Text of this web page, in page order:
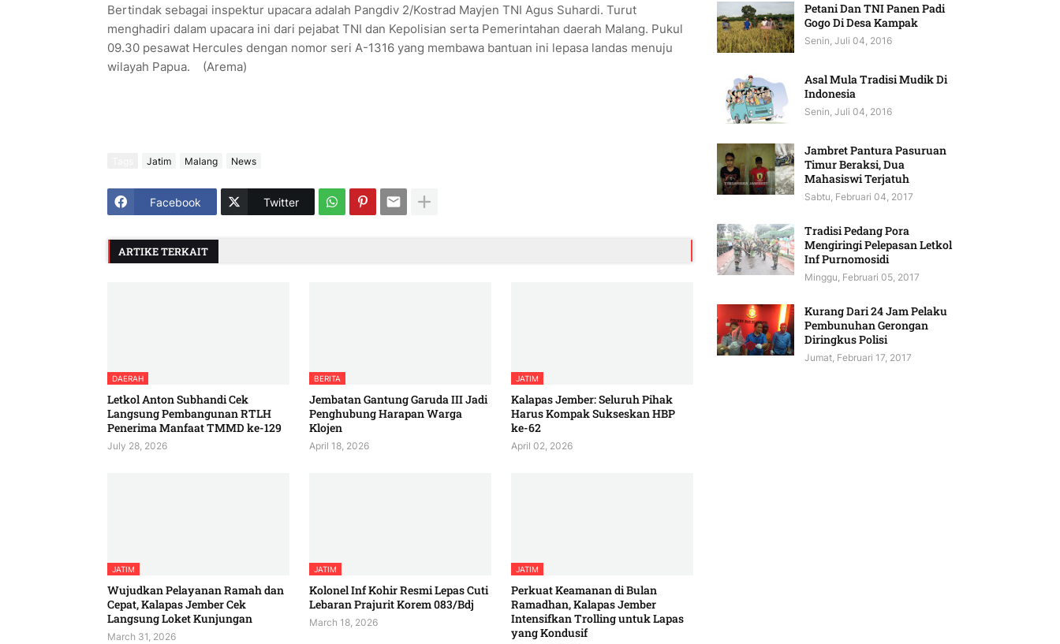
Bertindak sebagai inspektur upacara adalah Pangdiv 2/Kostrad Mayjen TNI Agus Suhardi. Turut
menghadiri dalam upacara ini dari pejabat TNI dan Kepolisian serta Pemerintahan daerah Malang. Pukul
09.30 pesawat Hercules dengan nomor seri A-1316 yang membawa bantuan ini lepasa landas menuju
wilayah Papua. (Arema)
Jatim Malang News
Facebook Twitter
ARTIKE TERKAIT
DAERAH
Letkol Anton Subhandi Cek
Langsung Pembangunan RTLH
Penerima Manfaat TMMD ke-129
July 28, 2026
BERITA
Jembatan Gantung Garuda III Jadi
Penghubung Harapan Warga
Klojen
April 18, 2026
JATIM
Kalapas Jember: Seluruh Pihak
Harus Kompak Sukseskan HBP
ke-62
April 02, 2026
JATIM
Wujudkan Pelayanan Ramah dan
Cepat, Kalapas Jember Cek
Langsung Loket Kunjungan
March 31, 2026
JATIM
Kolonel Inf Kohir Resmi Lepas Cuti
Lebaran Prajurit Korem 083/Bdj
March 18, 2026
JATIM
Perkuat Keamanan di Bulan
Ramadhan, Kalapas Jember
Intensifkan Trolling untuk Lapas
yang Kondusif
Petani Dan TNI Panen Padi
Gogo Di Desa Kampak
Senin, Juli 04, 2016
Asal Mula Tradisi Mudik Di
Indonesia
Senin, Juli 04, 2016
Jambret Pantura Pasuruan
Timur Beraksi, Dua
Mahasiswi Terjatuh
Sabtu, Februari 04, 2017
Tradisi Pedang Pora
Mengiringi Pelepasan Letkol
Inf Purnomosidi
Minggu, Februari 05, 2017
Kurang Dari 24 Jam Pelaku
Pembunuhan Gerongan
Diringkus Polisi
Jumat, Februari 17, 2017